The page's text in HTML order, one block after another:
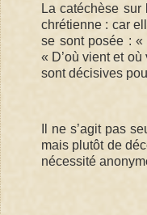
La catéchèse
chrétienne : car
se sont posée :
« D’où vient et
sont décisives
Il ne s’agit pas
mais plutôt de
nécessité